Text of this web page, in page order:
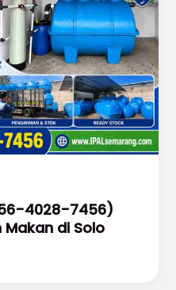
4028-7456)
Makan di Solo